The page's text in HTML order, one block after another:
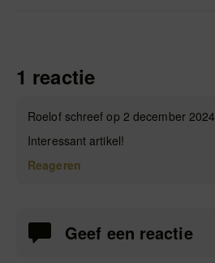
1 reactie
Roelof schreef op 2 december
Interessant artikel!
Reageren
Geef een reactie